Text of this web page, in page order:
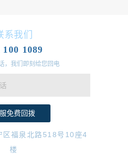
系我们
100 1089
，我们即刻给您回电
区福泉北路518号10座4
楼